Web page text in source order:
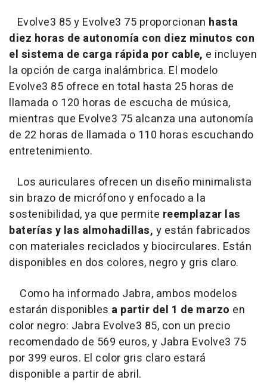
Evolve3 85 y Evolve3 75 proporcionan hasta
diez horas de autonomía con diez minutos con
el sistema de carga rápida por cable, e incluyen
la opción de carga inalámbrica. El modelo
Evolve3 85 ofrece en total hasta 25 horas de
llamada o 120 horas de escucha de música,
mientras que Evolve3 75 alcanza una autonomía
de 22 horas de llamada o 110 horas escuchando
entretenimiento.
Los auriculares ofrecen un diseño minimalista
sin brazo de micrófono y enfocado a la
sostenibilidad, ya que permite reemplazar las
baterías y las almohadillas, y están fabricados
con materiales reciclados y biocirculares. Están
disponibles en dos colores, negro y gris claro.
Como ha informado Jabra, ambos modelos
estarán disponibles a partir del 1 de marzo en
color negro: Jabra Evolve3 85, con un precio
recomendado de 569 euros, y Jabra Evolve3 75
por 399 euros. El color gris claro estará
disponible a partir de abril.